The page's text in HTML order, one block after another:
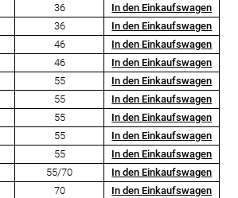
36
In den Einkaufswagen
36
In den Einkaufswagen
46
In den Einkaufswagen
46
In den Einkaufswagen
55
In den Einkaufswagen
55
In den Einkaufswagen
55
In den Einkaufswagen
55
In den Einkaufswagen
55
In den Einkaufswagen
55/70
In den Einkaufswagen
70
In den Einkaufswagen